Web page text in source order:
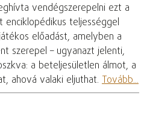
vendégszerepelni ezt a
enciklopédikus teljességgel
előadást, amelyben a
szerepel – ugyanazt jelenti,
a beteljesületlen álmot, a
ahová valaki eljuthat. Tovább...